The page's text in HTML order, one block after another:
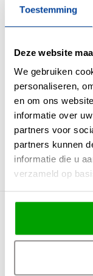
Toestemming
Deze website
We gebruiken
personaliseren,
en om ons
informatie over
partners voor
partners kunnen
informatie die u
verzameld op
Max. Wattage per
Incl. lichtbron
Energielabel
Lichtkleur
Lichtsterkte
Incl. Snoer & Stekker
Dimbaar
Incl. dimmer
Meer